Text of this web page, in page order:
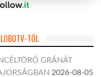
TŐL
GRÁNÁT
2026-08-05